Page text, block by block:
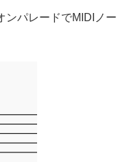
ンパレードでMIDIノー